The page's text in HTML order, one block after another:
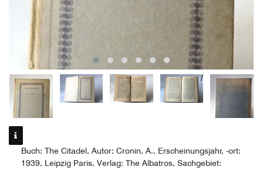
Buch: The Citadel, Autor: Cronin, A., Erscheinungsjahr, -ort:
1939, Leipzig Paris, Verlag: The Albatros, Sachgebiet: